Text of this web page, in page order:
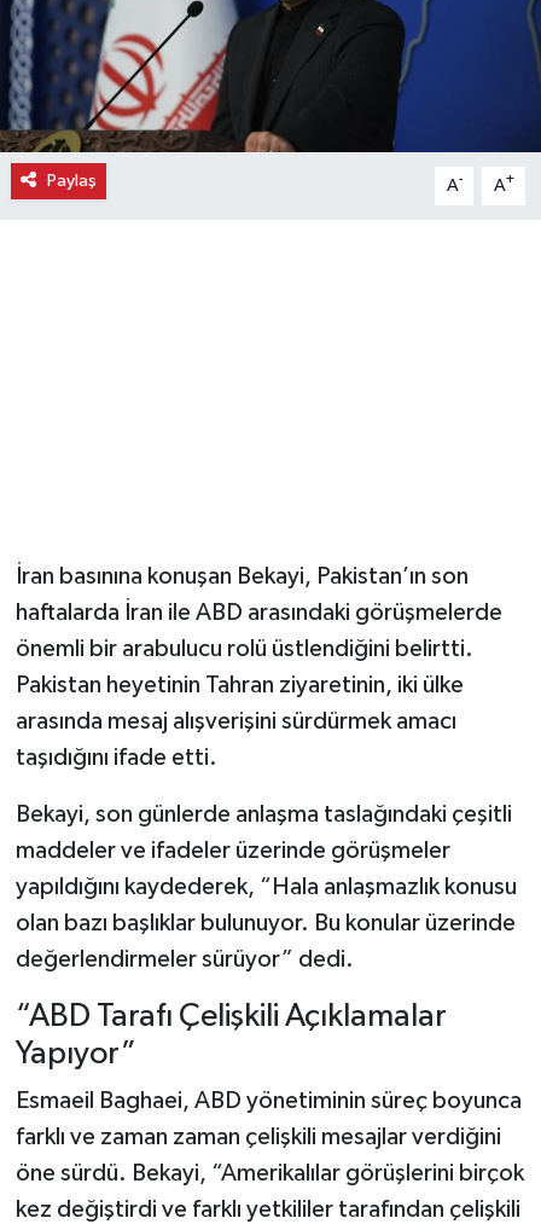
Paylaş A- A+
İran basınına konuşan Bekayi, Pakistan’ın son
haftalarda İran ile ABD arasındaki görüşmelerde
önemli bir arabulucu rolü üstlendiğini belirtti.
Pakistan heyetinin Tahran ziyaretinin, iki ülke
arasında mesaj alışverişini sürdürmek amacı
taşıdığını ifade etti.
Bekayi, son günlerde anlaşma taslağındaki çeşitli
maddeler ve ifadeler üzerinde görüşmeler
yapıldığını kaydederek, “Hala anlaşmazlık konusu
olan bazı başlıklar bulunuyor. Bu konular üzerinde
değerlendirmeler sürüyor” dedi.
“ABD Tarafı Çelişkili Açıklamalar
Yapıyor”
Esmaeil Baghaei, ABD yönetiminin süreç boyunca
farklı ve zaman zaman çelişkili mesajlar verdiğini
öne sürdü. Bekayi, “Amerikalılar görüşlerini birçok
kez değiştirdi ve farklı yetkililer tarafından çelişkili
Gurme
Haber
İlçe Haberleri
Siyaset
Sokak Hayvanlarını Sahiplendirme
Sonsöz Özel
Spor
Vasıta
Yaşam